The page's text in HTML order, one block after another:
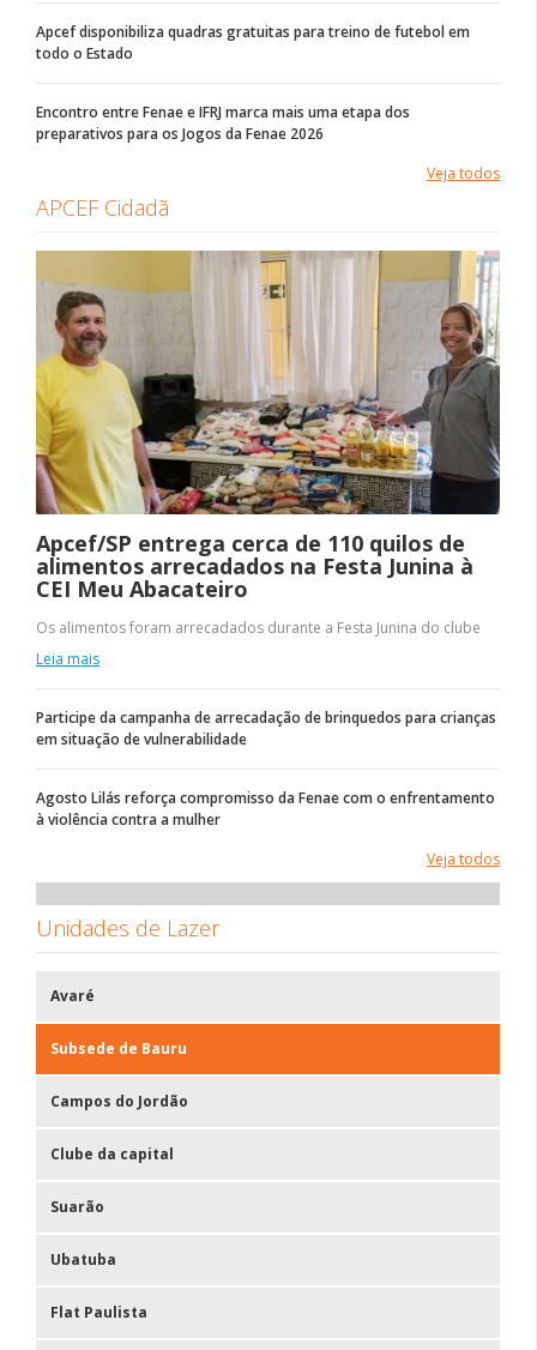
Apcef disponibiliza quadras gratuitas para treino de futebol em
todo o Estado
Encontro entre Fenae e IFRJ marca mais uma etapa dos
preparativos para os Jogos da Fenae 2026
Veja todos
APCEF Cidadã
Apcef/SP entrega cerca de 110 quilos de
alimentos arrecadados na Festa Junina à
CEI Meu Abacateiro
Os alimentos foram arrecadados durante a Festa Junina do clube
Leia mais
Participe da campanha de arrecadação de brinquedos para crianças
em situação de vulnerabilidade
Agosto Lilás reforça compromisso da Fenae com o enfrentamento
à violência contra a mulher
Veja todos
Unidades de Lazer
Avaré
Subsede de Bauru
Campos do Jordão
Clube da capital
Suarão
Ubatuba
Flat Paulista